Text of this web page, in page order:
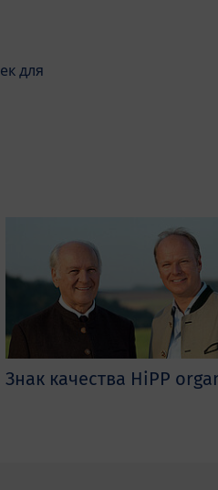
для
Знак качества HiPP